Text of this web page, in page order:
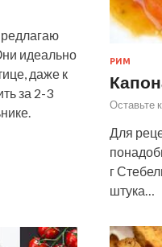
идеально
даже к
за 2-3
РИМ
Оставьте
Для
г
штука…